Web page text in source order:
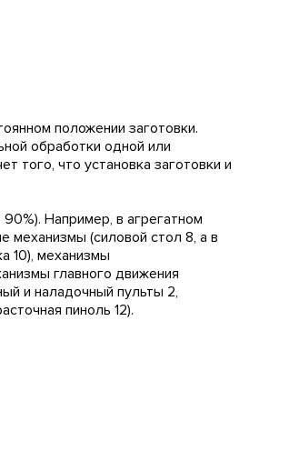
положении заготовки.
обработки одной или
того, что установка заготовки и
Например, в агрегатном
механизмы (силовой стол 8, а в
10), механизмы
главного движения
и наладочный пульты 2,
пиноль 12).